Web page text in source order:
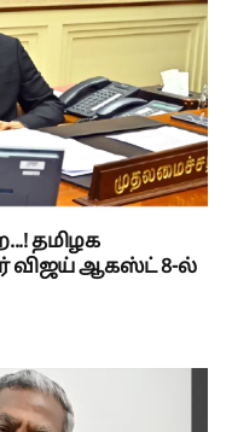
தமிழக
விஜய் ஆகஸ்ட் 8-ல்